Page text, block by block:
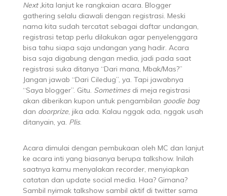
Next ,kita lanjut ke rangkaian acara. Blogger
gathering selalu diawali dengan registrasi. Meski
nama kita sudah tercatat sebagai daftar undangan,
registrasi tetap perlu dilakukan agar penyelenggara
bisa tahu siapa saja undangan yang hadir. Acara
bisa saja digabung dengan media, jadi pada saat
registrasi suka ditanya “Dari mana, Mbak/Mas?”
Jangan jawab “Dari Ciledug”, ya. Tapi jawabnya
“Saya blogger”. Gitu. Sometimes di meja registrasi
akan diberikan kupon untuk pengambilan goodie bag
dan doorprize, jika ada. Kalau nggak ada, nggak usah
ditanyain, ya. Plis.
Acara dimulai dengan pembukaan oleh MC dan lanjut
ke acara inti yang biasanya berupa talkshow. Inilah
saatnya kamu menyalakan recorder, menyiapkan
catatan dan update social media. Haa? Gimana?
Sambil nyimak talkshow sambil aktif di twitter sama